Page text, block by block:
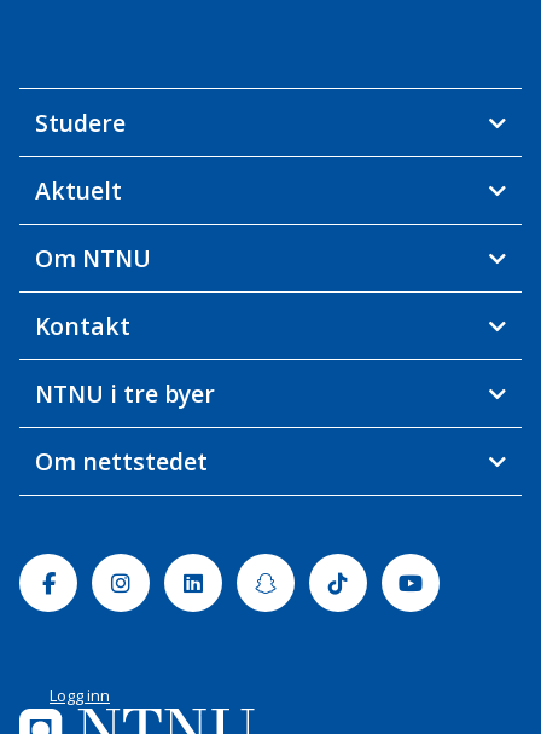
Studere
Aktuelt
Om NTNU
Kontakt
NTNU i tre byer
Om nettstedet
FacebookInstagramLinkedinSnapchatTiktok Youtube
Logg inn